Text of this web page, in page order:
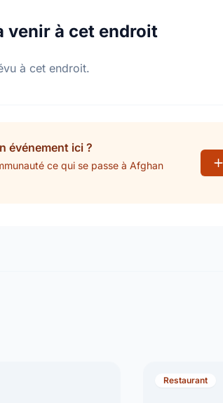
venir à cet endroit
à cet endroit.
événement ici ?
ce qui se passe à Afghan
Restaurant